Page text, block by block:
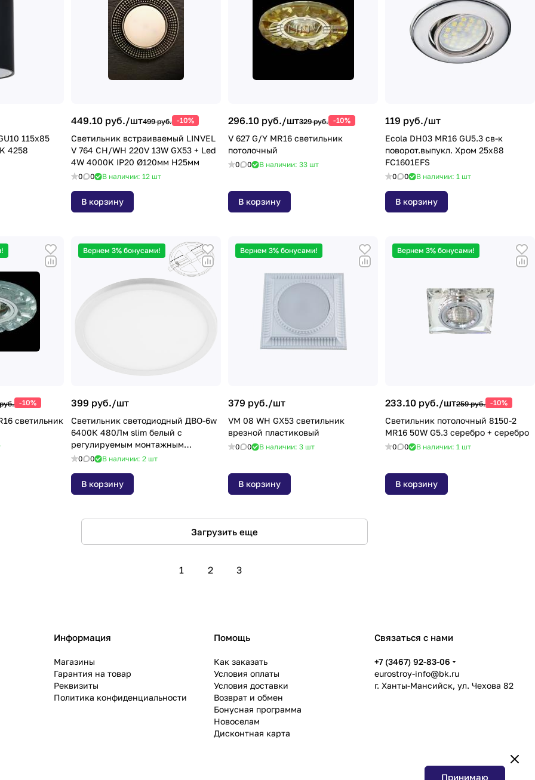
115х85
4258
449.10 руб./шт499 руб. -10%
Светильник встраиваемый LINVEL
V 764 CH/WH 220V 13W GX53 + Led
4W 4000K IP20 Ø120мм H25мм
0 0 В наличии: 12 шт
В корзину
296.10 руб./шт329 руб. -10%
V 627 G/Y MR16 светильник
потолочный
0 0 В наличии: 33 шт
В корзину
119 руб./шт
Ecola DH03 MR16 GU5.3 св-к
поворот.выпукл. Хром 25x88
FC1601EFS
0 0 В наличии: 1 шт
В корзину
-10%
светильник
Вернем 3% бонусами!
399 руб./шт
Светильник светодиодный ДВО-6w
6400К 480Лм slim белый с
регулируемым монтажным
диаметром (до 90мм)
0 0 В наличии: 2 шт
В корзину
Вернем 3% бонусами!
379 руб./шт
VM 08 WH GX53 светильник
врезной пластиковый
0 0 В наличии: 3 шт
В корзину
Вернем 3% бонусами!
233.10 руб./шт259 руб. -10%
Светильник потолочный 8150-2
MR16 50W G5.3 серебро + серебро
0 0 В наличии: 1 шт
В корзину
Загрузить еще
1 2 3
Информация
Магазины
Гарантия на товар
Реквизиты
Политика конфиденциальности
Помощь
Как заказать
Условия оплаты
Условия доставки
Возврат и обмен
Бонусная программа
Новоселам
Дисконтная карта
Связаться с нами
+7 (3467) 92-83-06
eurostroy-info@bk.ru
г. Ханты-Мансийск, ул. Чехова 82
Принимаю